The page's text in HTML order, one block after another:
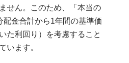
せん。このため、「本当の
配金合計から1年間の基準価
た利回り）を考慮すること
います。